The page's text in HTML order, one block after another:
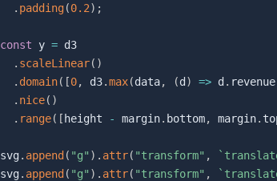
. padding(0.2) ;
const y = d3
. scaleLinear( )
. domain( [0, d3.max(data, (d ) => d . revenue
. nice( )
. range( [ height - margin. bottom, margin.
svg. append ( "g" ) . attr( "transform" , `
svg. append ( "g" ) . attr( "transform" , `